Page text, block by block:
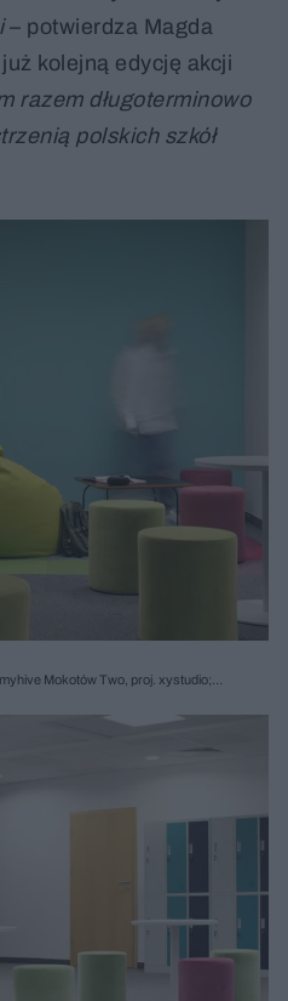
– potwierdza Magda
kolejną edycję akcji
razem długoterminowo
polskich szkół
Mokotów Two, proj. xystudio;